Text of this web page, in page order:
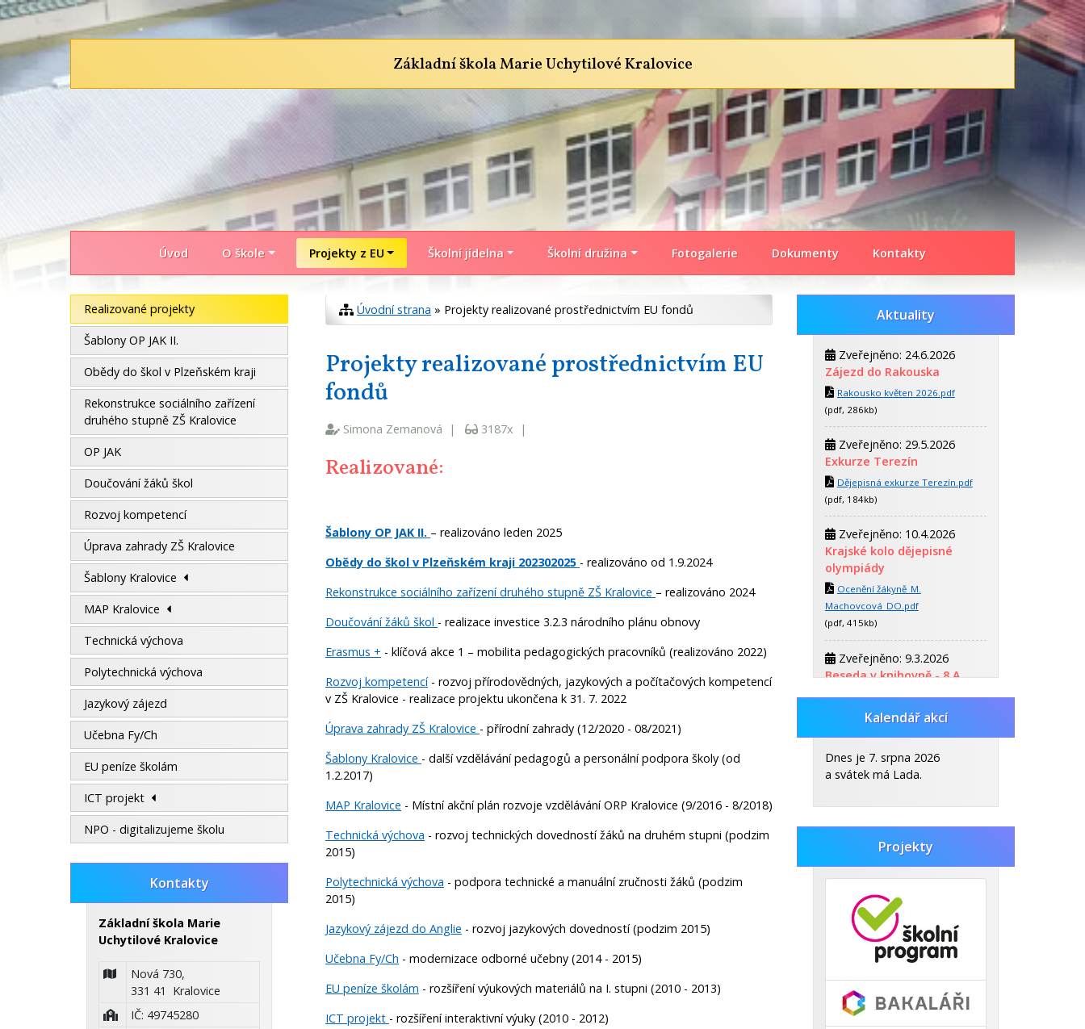
Základní škola Marie Uchytilové Kralovice
Úvod O škole Projekty z EU Školní jídelna Školní družina Fotogalerie Dokumenty Kontakty
Úvodní strana » Projekty realizované prostřednictvím EU fondů
Projekty realizované prostřednictvím EU
fondů
Simona Zemanová | 3187x |
Realizované:
Šablony OP JAK II. – realizováno leden 2025
Obědy do škol v Plzeňském kraji 202302025 - realizováno od 1.9.2024
Rekonstrukce sociálního zařízení druhého stupně ZŠ Kralovice – realizováno 2024
Doučování žáků škol - realizace investice 3.2.3 národního plánu obnovy
Erasmus + - klíčová akce 1 – mobilita pedagogických pracovníků (realizováno 2022)
Rozvoj kompetencí- rozvoj přírodovědných, jazykových a počítačových kompetencí
v ZŠ Kralovice - realizace projektu ukončena k 31. 7. 2022
Úprava zahrady ZŠ Kralovice - přírodní zahrady (12/2020 - 08/2021)
Šablony Kralovice - další vzdělávání pedagogů a personální podpora školy (od
1.2.2017)
MAP Kralovice - Místní akční plán rozvoje vzdělávání ORP Kralovice (9/2016 - 8/2018)
Technická výchova - rozvoj technických dovedností žáků na druhém stupni (podzim
2015)
Polytechnická výchova - podpora technické a manuální zručnosti žáků (podzim
2015)
Jazykový zájezd do Anglie - rozvoj jazykových dovedností (podzim 2015)
Učebna Fy/Ch - modernizace odborné učebny (2014 - 2015)
EU peníze školám - rozšíření výukových materiálů na I. stupni (2010 - 2013)
ICT projekt - rozšíření interaktivní výuky (2010 - 2012)
Realizované projekty
Šablony OP JAK II.
Obědy do škol v Plzeňském kraji
Rekonstrukce sociálního zařízení
druhého stupně ZŠ Kralovice
OP JAK
Doučování žáků škol
Rozvoj kompetencí
Úprava zahrady ZŠ Kralovice
Šablony Kralovice
MAP Kralovice
Technická výchova
Polytechnická výchova
Jazykový zájezd
Učebna Fy/Ch
EU peníze školám
ICT projekt
NPO - digitalizujeme školu
Kontakty
Základní škola Marie
Uchytilové Kralovice
Nová 730,
331 41 Kralovice
IČ: 49745280
Aktuality
Zveřejněno: 24.6.2026
Zájezd do Rakouska
Rakousko květen 2026.pdf
(pdf, 286kb)
Zveřejněno: 29.5.2026
Exkurze Terezín
Dějepisná exkurze Terezín.pdf
(pdf, 184kb)
Zveřejněno: 10.4.2026
Krajské kolo dějepisné
olympiády
Ocenění žákyně_M.
Machovcová_DO.pdf
(pdf, 415kb)
Zveřejněno: 9.3.2026
Beseda v knihovně - 8.A
Beseda o Rukopisu
královédvorském a zelenohorském
Zveřejněno: 30.10.2025
Kalendář akcí
Dnes je 7. srpna 2026
a svátek má Lada.
Projekty